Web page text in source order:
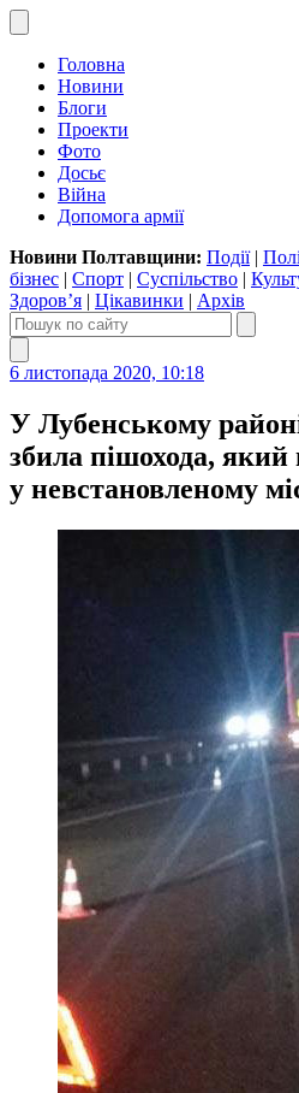
Головна
Новини
Блоги
Проекти
Фото
Досьє
Війна
Допомога армії
Новини Полтавщини: Події|
бізнес | Спорт | Суспільство |
Здоров’я | Цікавинки | Архів
6 листопада 2020, 10:18
У Лубенському
збила пішохода, який
у невстановленому